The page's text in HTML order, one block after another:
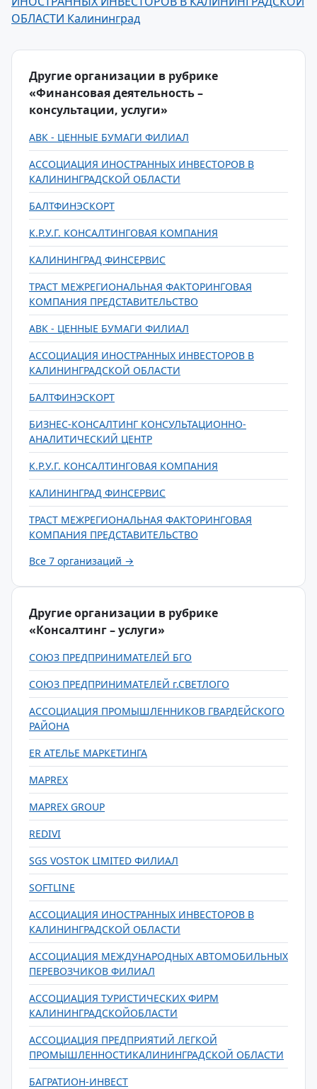
ОБЛАСТИ Калининград
Другие организации в рубрике
«Финансовая деятельность –
консультации, услуги»
АВК - ЦЕННЫЕ БУМАГИ ФИЛИАЛ
АССОЦИАЦИЯ ИНОСТРАННЫХ ИНВЕСТОРОВ В
КАЛИНИНГРАДСКОЙ ОБЛАСТИ
БАЛТФИНЭСКОРТ
К.Р.У.Г. КОНСАЛТИНГОВАЯ КОМПАНИЯ
КАЛИНИНГРАД ФИНСЕРВИС
ТРАСТ МЕЖРЕГИОНАЛЬНАЯ ФАКТОРИНГОВАЯ
КОМПАНИЯ ПРЕДСТАВИТЕЛЬСТВО
АВК - ЦЕННЫЕ БУМАГИ ФИЛИАЛ
АССОЦИАЦИЯ ИНОСТРАННЫХ ИНВЕСТОРОВ В
КАЛИНИНГРАДСКОЙ ОБЛАСТИ
БАЛТФИНЭСКОРТ
БИЗНЕС-КОНСАЛТИНГ КОНСУЛЬТАЦИОННО-
АНАЛИТИЧЕСКИЙ ЦЕНТР
К.Р.У.Г. КОНСАЛТИНГОВАЯ КОМПАНИЯ
КАЛИНИНГРАД ФИНСЕРВИС
ТРАСТ МЕЖРЕГИОНАЛЬНАЯ ФАКТОРИНГОВАЯ
КОМПАНИЯ ПРЕДСТАВИТЕЛЬСТВО
Все 7 организаций →
Другие организации в рубрике
«Консалтинг – услуги»
СОЮЗ ПРЕДПРИНИМАТЕЛЕЙ БГО
СОЮЗ ПРЕДПРИНИМАТЕЛЕЙ г.СВЕТЛОГО
АССОЦИАЦИЯ ПРОМЫШЛЕННИКОВ ГВАРДЕЙСКОГО
РАЙОНА
ER АТЕЛЬЕ МАРКЕТИНГА
MAPREX
MAPREX GROUP
REDIVI
SGS VOSTOK LIMITED ФИЛИАЛ
SOFTLINE
АССОЦИАЦИЯ ИНОСТРАННЫХ ИНВЕСТОРОВ В
КАЛИНИНГРАДСКОЙ ОБЛАСТИ
АССОЦИАЦИЯ МЕЖДУНАРОДНЫХ АВТОМОБИЛЬНЫХ
ПЕРЕВОЗЧИКОВ ФИЛИАЛ
АССОЦИАЦИЯ ТУРИСТИЧЕСКИХ ФИРМ
КАЛИНИНГРАДСКОЙОБЛАСТИ
АССОЦИАЦИЯ ПРЕДПРИЯТИЙ ЛЕГКОЙ
ПРОМЫШЛЕННОСТИКАЛИНИНГРАДСКОЙ ОБЛАСТИ
БАГРАТИОН-ИНВЕСТ